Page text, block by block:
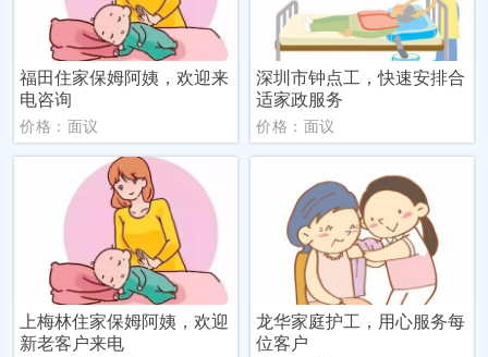
福田住家保姆阿姨，欢迎来
电咨询
价格：面议
深圳市钟点工，快速安排合
适家政服务
价格：面议
上梅林住家保姆阿姨，欢迎
新老客户来电
龙华家庭护工，用心服务每
位客户